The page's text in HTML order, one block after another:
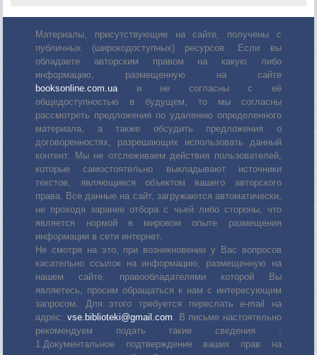
Материалы, присутствующие на сайте, получены с
публичных (широкодоступных) ресурсов. Если вы
обладаете авторским правом на какую либо
информацию, размещенную на сайте
booksonline.com.uaи не согласны с её
общедоступностью в будущем, то мы согласны
рассмотреть предложения по удалению определенного
материала, а также обсудить предложения о
договоренностях, разрешающих использовать данный
контент. Мы не отслеживаем действия пользователей,
которые самостоятельно выкладывают источники
текстов, являющиеся объектом вашего авторского
права. Все данные на сайт, загружаются автоматически,
не проходя заранее отбора с чьей либо стороны, что
является нормой в мировом опыте размещения
информации в сети интернет.
Не смотря на это, при возникновении у Вас вопросов
касательно ссылок на информацию, размещенную на
нашем сайте, правообладателями которой Вы
являетесь, просим обращаться к нам с интересующим
запросом. Для этого требуется переслать е-mail на
адрес: vse.biblioteki@gmail.com. В письме настоятельно
рекомендуем подать такие сведения :
1.Документальное подтверждение ваших прав на